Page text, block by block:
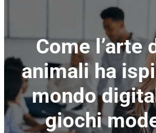
Come l’arte
animali ha
mondo
giochi